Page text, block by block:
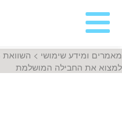
מאמרים ומידע שימושי > השוואת
למצוא את החבילה המושלמת